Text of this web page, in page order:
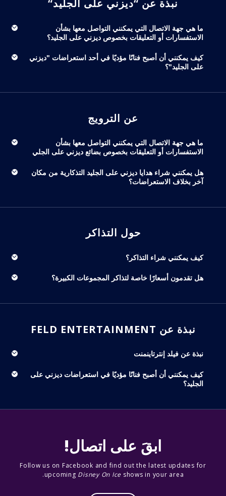
نبذة عن “ديزني على الجليد“
ما هي جهة الاتصال التي يمكنني التواصل معها بشأن
الاستفسارات أو التعليقات بخصوص ديزني على الجليد؟
كيف يمكنني أن أصبح فنانًا مؤديًا في أحد استعراضات "ديزني
على الجليد"؟
عن الترويج
ما هي جهة الاتصال التي يمكنني التواصل معها بشأن
الاستفسارات أو التعليقات بخصوص بضائع ديزني على الجلي
هل يمكنني شراء هدايا ديزني على الجليد التذكارية من مكان
آخر بخلاف الاستعراضات؟
حول التذاكر
كيف يمكنني شراء التذاكر؟
هل تقدمون أسعارًا خاصة لتذاكر المجموعات الكبيرة؟
نبذة عن FELD ENTERTAINMENT
نبذة عن فيلد إنترتاينمنت
كيف يمكنني أن أصبح فنانًا مؤديًا في استعراضات ديزني على
الجليد؟
ابقَ على اتصال!
Follow us on Facebook and find out the latest updates for
upcoming Disney On Ice shows in your area.